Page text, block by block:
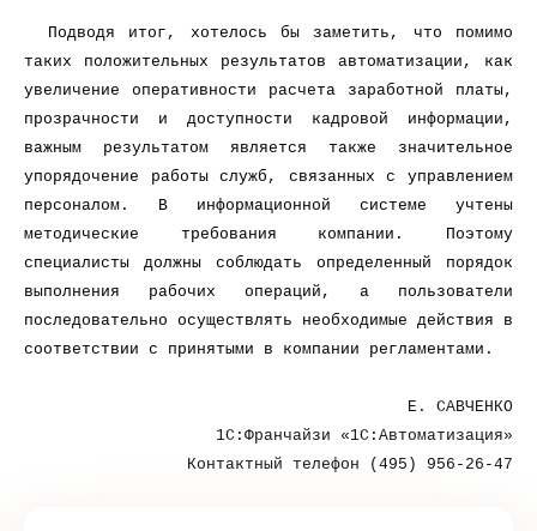
Подводя итог, хотелось бы заметить, что помимо
таких положительных результатов автоматизации, как
увеличение оперативности расчета заработной платы,
прозрачности и доступности кадровой информации,
важным результатом является также значительное
упорядочение работы служб, связанных с управлением
персоналом. В информационной системе учтены
методические требования компании. Поэтому
специалисты должны соблюдать определенный порядок
выполнения рабочих операций, а пользователи
последовательно осуществлять необходимые действия в
соответствии с принятыми в компании регламентами.
Е. САВЧЕНКО
1С:Франчайзи «1С:Автоматизация»
Контактный телефон (495) 956-26-47